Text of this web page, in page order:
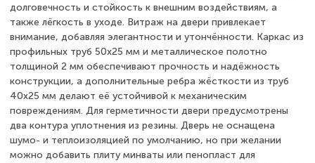
долговечность и стойкость к внешним воздействиям, а
также лёгкость в уходе. Витраж на двери привлекает
внимание, добавляя элегантности и утончённости. Каркас из
профильных труб 50х25 мм и металлическое полотно
толщиной 2 мм обеспечивают прочность и надёжность
конструкции, а дополнительные ребра жёсткости из труб
40х25 мм делают её устойчивой к механическим
повреждениям. Для герметичности двери предусмотрены
два контура уплотнения из резины. Дверь не оснащена
шумо- и теплоизоляцией по умолчанию, но при желании
можно добавить плиту минваты или пенопласт для